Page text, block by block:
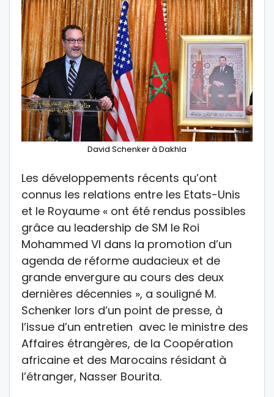
David Schenker à Dakhla
Les développements récents qu’ont
connus les relations entre les Etats-Unis
et le Royaume « ont été rendus possibles
grâce au leadership de SM le Roi
Mohammed VI dans la promotion d’un
agenda de réforme audacieux et de
grande envergure au cours des deux
dernières décennies », a souligné M.
Schenker lors d’un point de presse, à
l’issue d’un entretien avec le ministre des
Affaires étrangères, de la Coopération
africaine et des Marocains résidant à
l’étranger, Nasser Bourita.